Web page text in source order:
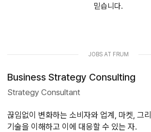
믿습니다.
JOBS AT FRUM
Business Strategy Consulting
Strategy Consultant
끊임없이 변화하는 소비자와 업계, 마켓, 그
기술을 이해하고 이에 대응할 수 있는 자.